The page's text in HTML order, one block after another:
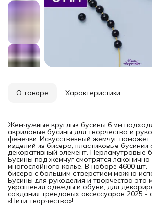
О товаре Характеристики
Жемчужные круглые бусины 6 мм
акриловые бусины для творчества и
фенечки. Искусственный жемчуг
изделий из бисера, пластиковые
декоративный элемент. Перламутровые
Бусины под жемчуг смотрятся
многослойного колье. В наборе 4600 шт.
бисера с большим отверстием можно
Бусины для рукоделия и творчества
украшения одежды и обуви, для
создания трендовых аксессуаров 2025 -
«Нити творчества»!